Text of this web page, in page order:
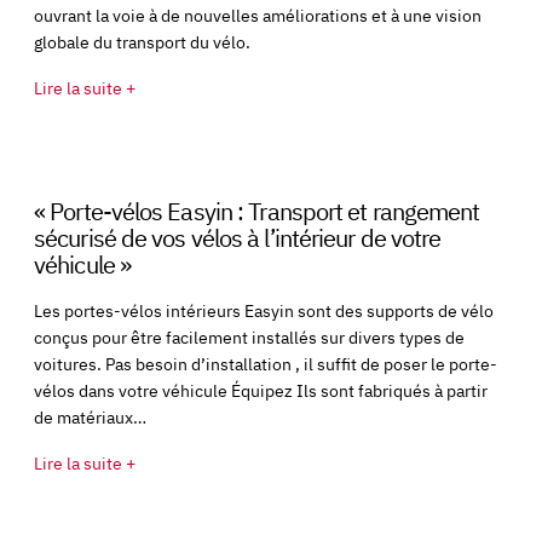
ouvrant la voie à de nouvelles améliorations et à une vision
globale du transport du vélo.
Lire la suite +
« Porte-vélos Easyin : Transport et rangement
sécurisé de vos vélos à l’intérieur de votre
véhicule »
Les portes-vélos intérieurs Easyin sont des supports de vélo
conçus pour être facilement installés sur divers types de
voitures. Pas besoin d’installation , il suffit de poser le porte-
vélos dans votre véhicule Équipez Ils sont fabriqués à partir
de matériaux…
Lire la suite +